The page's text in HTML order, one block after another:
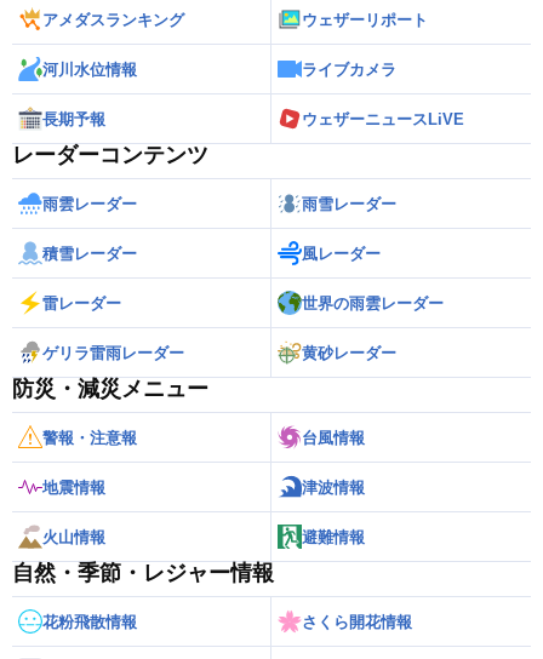
アメダスランキング ウェザーリポート
河川水位情報 ライブカメラ
長期予報 ウェザーニュースLiVE
レーダーコンテンツ
雨雲レーダー 雨雪レーダー
積雪レーダー 風レーダー
雷レーダー 世界の雨雲レーダー
ゲリラ雷雨レーダー 黄砂レーダー
防災・減災メニュー
警報・注意報 台風情報
地震情報 津波情報
火山情報 避難情報
自然・季節・レジャー情報
花粉飛散情報 さくら開花情報